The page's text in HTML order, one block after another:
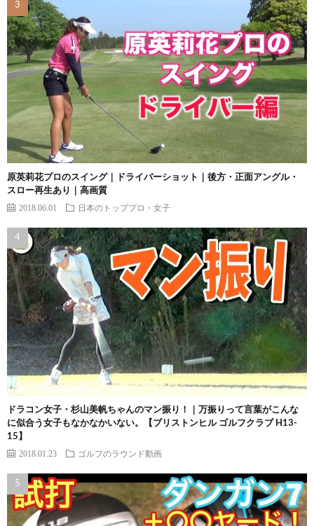
原英莉花プロのスイング｜ドライバーショット｜後方・正面アングル・
スロー再生あり｜高画質
2018.06.01 日本のトッププロ・女子
ドラコン女子・杉山美帆ちゃんのマン振り！｜万振りって言葉がこんな
に似合う女子もなかなかいない。【ブリストンヒル ゴルフクラブ H13-
15】
2018.01.23 ゴルフのラウンド動画